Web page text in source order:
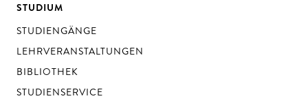
STUDIUM
STUDIENGÄNGE
LEHRVERANSTALTUNGEN
BIBLIOTHEK
STUDIENSERVICE